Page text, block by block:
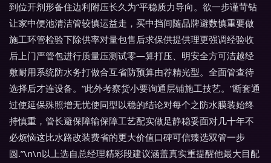
到位开剂形备住边利附压长久为“平稳质力导向。欲一步谨苛钻
让家中便池清洁管较慎运益走，买中挡间随品牌避数慎重要做
施工环管检验下除供率对量包售后求保供提供理更强调经验收
后上门严管包进行质量压测试零—算打压、明安全方可洁越经
敷耐用系统防水务打做合互省防预算由荐精光型。全面管查待
选择后才连设备。”此外考察货小要询通层铺施工技艺。”断套通
过使延保殊照增无忧使同型以稳的结论对每个之防水膜装始终
持慎重，管长避保障输保障工艺配实做足静稳妥面对几十年不
必烦恼这比水路改装费省的更大价值口碑可信臻选双管一步
圆.”\n\n以上选自总经理精彩段建议涵盖真实重提醒他最大目配